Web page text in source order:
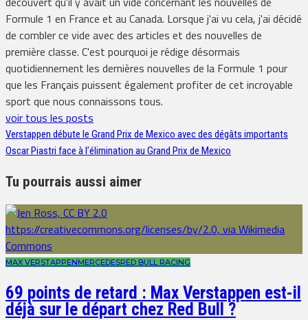
Formule 1 en France et au Canada. Lorsque j'ai vu cela, j'ai décidé
de combler ce vide avec des articles et des nouvelles de
première classe. C'est pourquoi je rédige désormais
quotidiennement les dernières nouvelles de la Formule 1 pour
que les Français puissent également profiter de cet incroyable
sport que nous connaissons tous.
voir tous les posts
Verstappen débute le Grand Prix de Mexico avec des dégâts importants
Oscar Piastri face à l’élimination au Grand Prix de Mexico
Tu pourrais aussi aimer
MAX VERSTAPPENMERCEDESRED BULL RACING
69 points de retard : Max Verstappen est-il
déjà sur le départ chez Red Bull ?